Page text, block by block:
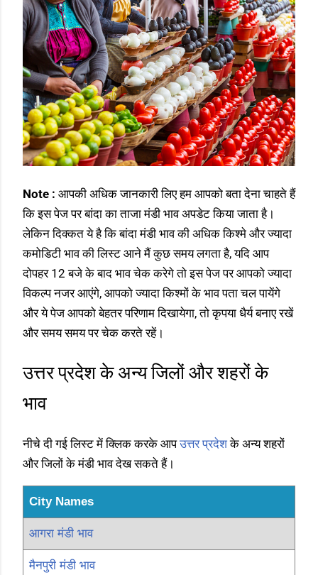
Note : आपकी अधिक जानकारी लिए हम आपको बता देना चाहते हैं
कि इस पेज पर बांदा का ताजा मंडी भाव अपडेट किया जाता है।
लेकिन दिक्कत ये है कि बांदा मंडी भाव की अधिक किश्मे और ज्यादा
कमोडिटी भाव की लिस्ट आने मैं कुछ समय लगता है, यदि आप
दोपहर 12 बजे के बाद भाव चेक करेगे तो इस पेज पर आपको ज्यादा
विकल्प नजर आएंगे, आपको ज्यादा किश्मों के भाव पता चल पायेंगे
और ये पेज आपको बेहतर परिणाम दिखायेगा, तो कृपया धैर्य बनाए रखें
और समय समय पर चेक करते रहें।
उत्तर प्रदेश के अन्य जिलों और शहरों के
भाव
नीचे दी गई लिस्ट में क्लिक करके आपउत्तर प्रदेशके अन्य शहरों
और जिलों के मंडी भाव देख सकते हैं।
City Names
आगरा मंडी भाव
मैनपुरी मंडी भाव